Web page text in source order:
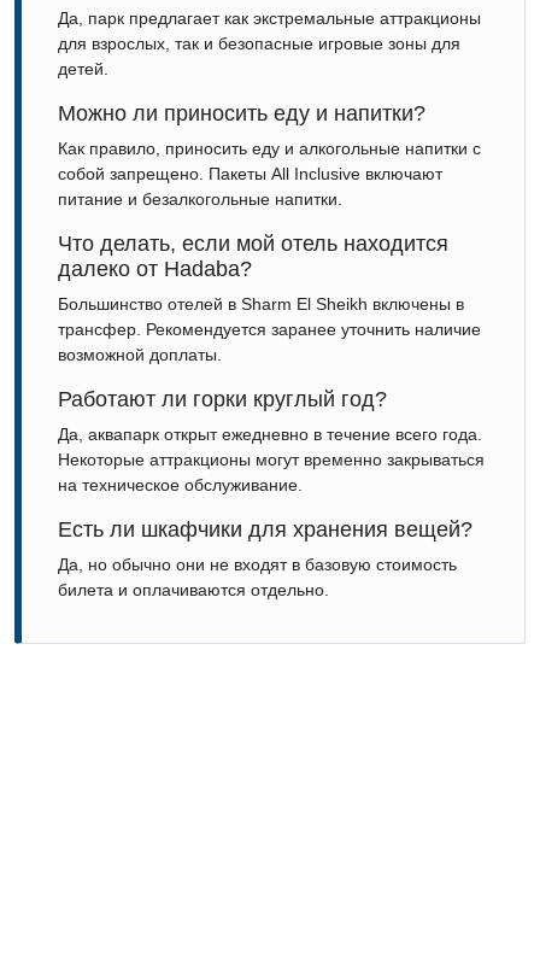
Да, парк предлагает как экстремальные аттракционы
для взрослых, так и безопасные игровые зоны для
детей.
Можно ли приносить еду и напитки?
Как правило, приносить еду и алкогольные напитки с
собой запрещено. Пакеты All Inclusive включают
питание и безалкогольные напитки.
Что делать, если мой отель находится
далеко от Hadaba?
Большинство отелей в Sharm El Sheikh включены в
трансфер. Рекомендуется заранее уточнить наличие
возможной доплаты.
Работают ли горки круглый год?
Да, аквапарк открыт ежедневно в течение всего года.
Некоторые аттракционы могут временно закрываться
на техническое обслуживание.
Есть ли шкафчики для хранения вещей?
Да, но обычно они не входят в базовую стоимость
билета и оплачиваются отдельно.